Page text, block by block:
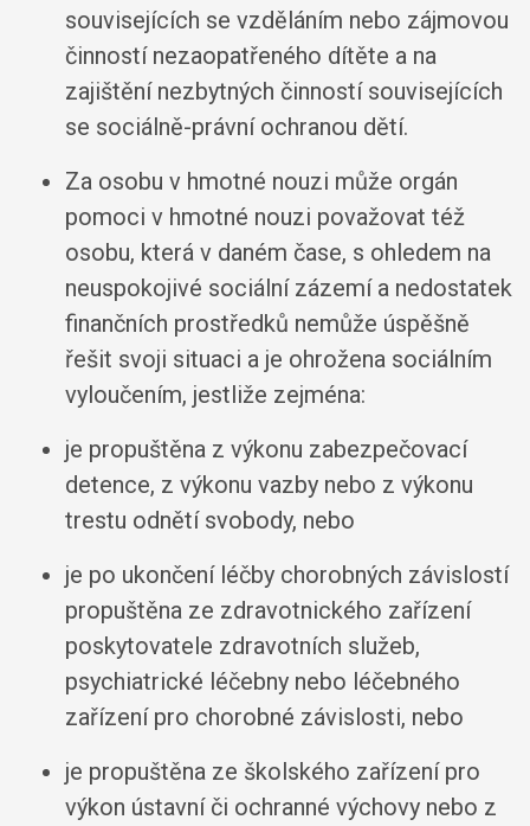
souvisejících se vzděláním nebo zájmovou
činností nezaopatřeného dítěte a na
zajištění nezbytných činností souvisejících
se sociálně-právní ochranou dětí.
Za osobu v hmotné nouzi může orgán
pomoci v hmotné nouzi považovat též
osobu, která v daném čase, s ohledem na
neuspokojivé sociální zázemí a nedostatek
finančních prostředků nemůže úspěšně
řešit svoji situaci a je ohrožena sociálním
vyloučením, jestliže zejména:
je propuštěna z výkonu zabezpečovací
detence, z výkonu vazby nebo z výkonu
trestu odnětí svobody, nebo
je po ukončení léčby chorobných závislostí
propuštěna ze zdravotnického zařízení
poskytovatele zdravotních služeb,
psychiatrické léčebny nebo léčebného
zařízení pro chorobné závislosti, nebo
je propuštěna ze školského zařízení pro
výkon ústavní či ochranné výchovy nebo z